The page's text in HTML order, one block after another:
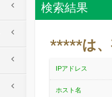
検索結果
*****は
IPアドレス
ホスト名